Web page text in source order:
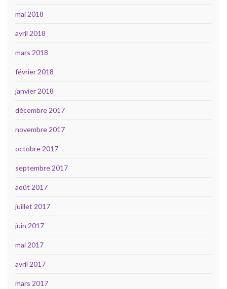
mai 2018
avril 2018
mars 2018
février 2018
janvier 2018
décembre 2017
novembre 2017
octobre 2017
septembre 2017
août 2017
juillet 2017
juin 2017
mai 2017
avril 2017
mars 2017